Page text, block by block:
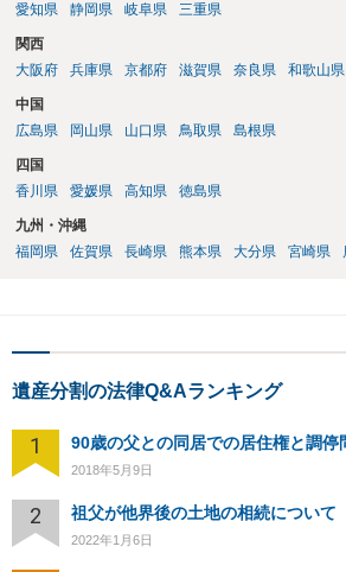
愛知県
静岡県 岐阜県 三重県
関西
大阪府
兵庫県 京都府 滋賀県 奈良県 和歌山県
中国
広島県
岡山県 山口県 鳥取県 島根県
四国
香川県
愛媛県 高知県 徳島県
九州・沖縄
福岡県
佐賀県 長崎県 熊本県 大分県 宮崎県
遺産分割の法律Q&Aランキング
1 90歳の父との同居での居住権と調停
2018年5月9日
2 祖父が他界後の土地の相続について
2022年1月6日